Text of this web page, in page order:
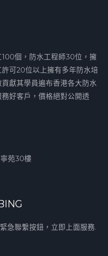
個，防水工程師30位，擁
可20位以上擁有多年防水培
獻其學員遍布香港各大防水
好客戶，價格絕對公開透
苑30樓
急聯繫按鈕，立即上面服務.